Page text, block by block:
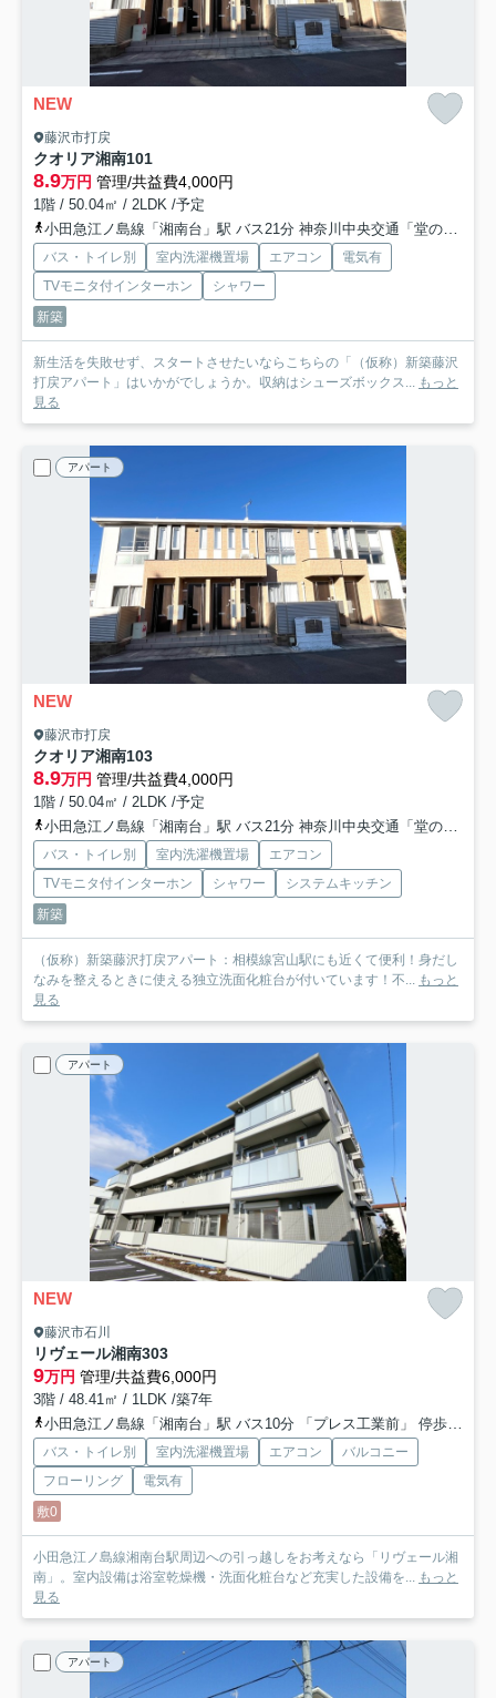
NEW
藤沢市打戻
クオリア湘南101
8.9万円 管理/共益費4,000円
1階 / 50.04㎡ / 2LDK /予定
小田急江ノ島線「湘南台」駅 バス21分 神奈川中央交通「堂の前（藤沢市）」 停歩4分
バス・トイレ別 室内洗濯機置場 エアコン
電気有
TVモニタ付インターホン
シャワー
新築
新生活を失敗せず、スタートさせたいならこちらの「（仮称）新築藤沢
打戻アパート」はいかがでしょうか。収納はシューズボックス...
もっと
見る
アパート
NEW
藤沢市打戻
クオリア湘南103
8.9万円 管理/共益費4,000円
1階 / 50.04㎡ / 2LDK /予定
小田急江ノ島線「湘南台」駅 バス21分 神奈川中央交通「堂の前（藤沢市）」 停歩4分
バス・トイレ別 室内洗濯機置場
エアコン
TVモニタ付インターホン
シャワー
システムキッチン
新築
（仮称）新築藤沢打戻アパート：相模線宮山駅にも近くて便利！身だし
なみを整えるときに使える独立洗面化粧台が付いています！不...
もっと
見る
アパート
NEW
藤沢市石川
リヴェール湘南303
9万円 管理/共益費6,000円
3階 / 48.41㎡ / 1LDK /築7年
小田急江ノ島線「湘南台」駅 バス10分 「プレス工業前」 停歩3分
バス・トイレ別 室内洗濯機置場 エアコン
バルコニー
フローリング
電気有
敷0
小田急江ノ島線湘南台駅周辺への引っ越しをお考えなら「リヴェール湘
南」。室内設備は浴室乾燥機・洗面化粧台など充実した設備を...
もっと
見る
アパート